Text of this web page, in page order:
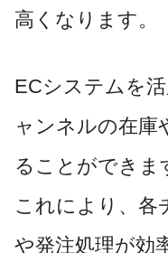
高くなります。
ECシステムを
ャンネルの在庫
ることができま
これにより、各
や発注処理が効